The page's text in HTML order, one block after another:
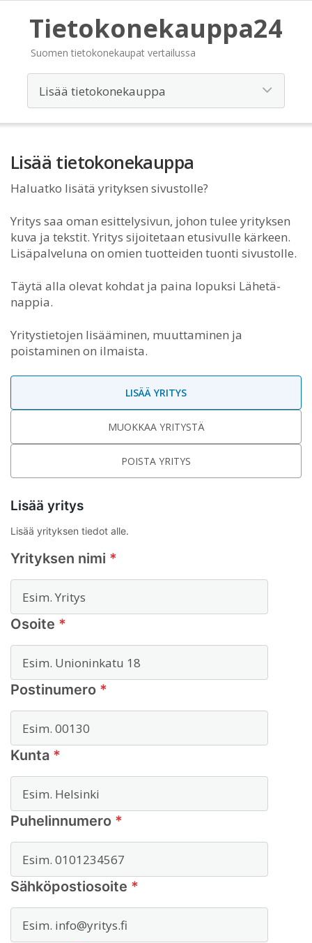
Tietokonekauppa24
Suomen tietokonekaupat vertailussa
Lisää tietokonekauppa
Haluatko lisätä yrityksen sivustolle?
Yritys saa oman esittelysivun, johon tulee yrityksen
kuva ja tekstit. Yritys sijoitetaan etusivulle kärkeen.
Lisäpalveluna on omien tuotteiden tuonti sivustolle.
Täytä alla olevat kohdat ja paina lopuksi Lähetä-
nappia.
Yritystietojen lisääminen, muuttaminen ja
poistaminen on ilmaista.
LISÄÄ YRITYS
MUOKKAA YRITYSTÄ
POISTA YRITYS
Lisää yritys
Lisää yrityksen tiedot alle.
Yrityksen nimi *
Osoite *
Postinumero *
Kunta *
Puhelinnumero *
Sähköpostiosoite *